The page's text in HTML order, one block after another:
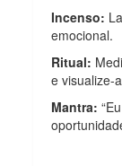
Incenso:
emocional.
Ritual:
e visualize-
Mantra: